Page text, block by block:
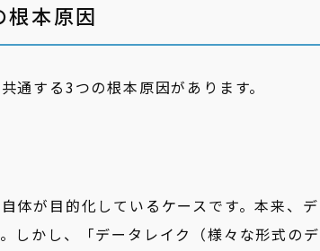
本原因
通する3つの根本原因があります。
体が目的化しているケースです。本来、デ
しかし、「データレイク（様々な形式のデ